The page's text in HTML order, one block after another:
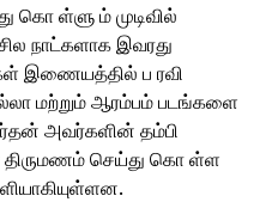
கொ ள்ளு ம் முடிவில்
நாட்களாக இவரது
இணையத்தில் ப ரவி
மற்றும் ஆரம்பம் படங்களை
அவர்களின் தம்பி
திருமணம் செய்து கொ ள்ள